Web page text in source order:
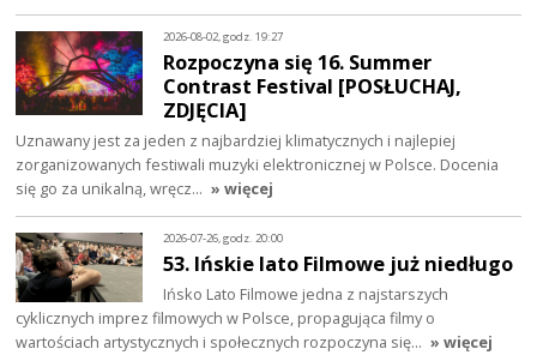
2026-08-02, godz. 19:27
Rozpoczyna się 16. Summer
Contrast Festival [POSŁUCHAJ,
ZDJĘCIA]
Uznawany jest za jeden z najbardziej klimatycznych i najlepiej
zorganizowanych festiwali muzyki elektronicznej w Polsce. Docenia
się go za unikalną, wręcz… » więcej
2026-07-26, godz. 20:00
53. Ińskie lato Filmowe już niedługo
Ińsko Lato Filmowe jedna z najstarszych
cyklicznych imprez filmowych w Polsce, propagująca filmy o
wartościach artystycznych i społecznych rozpoczyna się… » więcej